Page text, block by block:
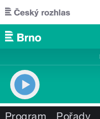
Přejít k hlavnímu obsahu
Program Pořady